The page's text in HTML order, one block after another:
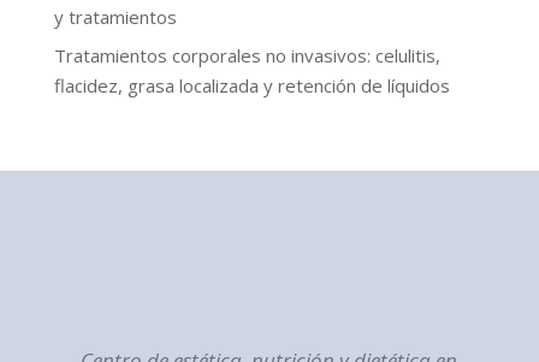
y tratamientos
Tratamientos corporales no invasivos: celulitis,
flacidez, grasa localizada y retención de líquidos